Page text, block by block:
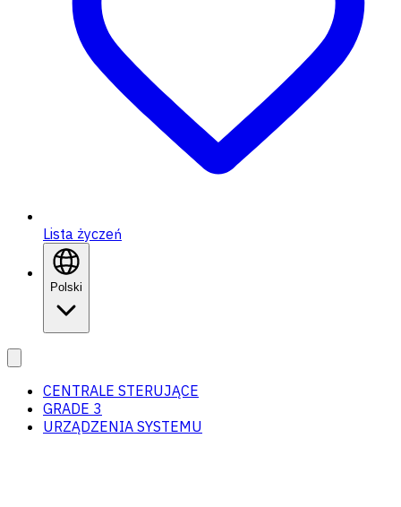
Lista życzeń
Polski
CENTRALE STERUJĄCE
GRADE 3
URZĄDZENIA SYSTEMU